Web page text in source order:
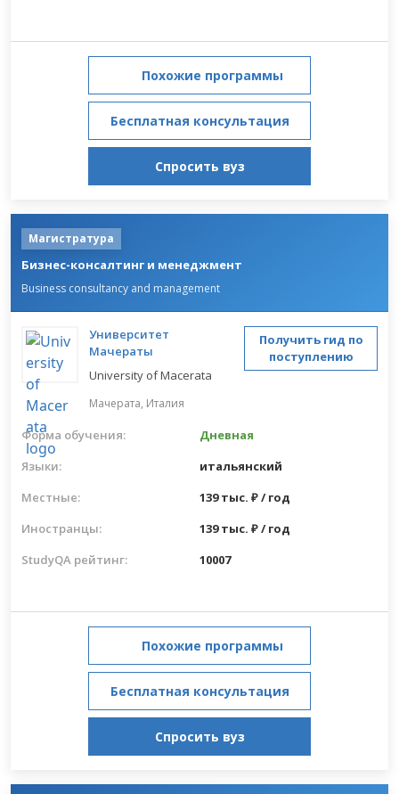
Похожие программы
Бесплатная консультация
Спросить вуз
Магистратура
Бизнес-консалтинг и менеджмент
Business consultancy and management
Университет
Мачераты
University of Macerata
Мачерата, Италия
Получить гид по
поступлению
Форма обучения:
Дневная
Языки:
итальянский
Местные:
139 тыс. ₽ / год
Иностранцы:
139 тыс. ₽ / год
StudyQA рейтинг:
10007
Похожие программы
Бесплатная консультация
Спросить вуз